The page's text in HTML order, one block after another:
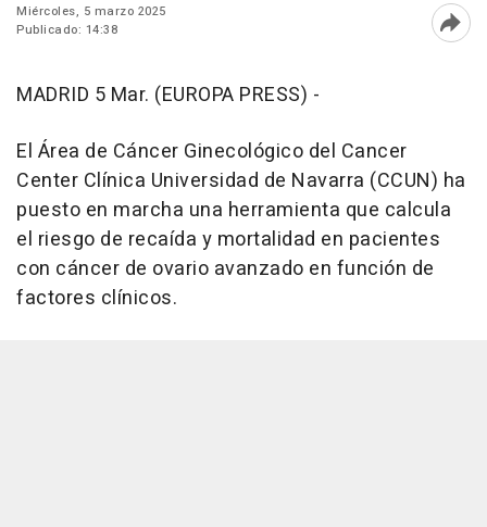
Miércoles, 5 marzo 2025
Publicado: 14:38
MADRID 5 Mar. (EUROPA PRESS) -
El Área de Cáncer Ginecológico del Cancer
Center Clínica Universidad de Navarra (CCUN) ha
puesto en marcha una herramienta que calcula
el riesgo de recaída y mortalidad en pacientes
con cáncer de ovario avanzado en función de
factores clínicos.